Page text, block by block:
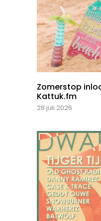
Zomerstop
Kattuk.fm
28 juli 2026